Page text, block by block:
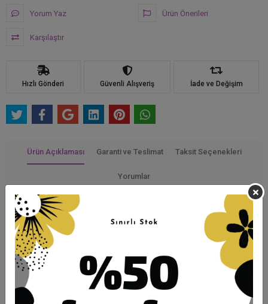
Yorum Yaz
Karşılaştır
Ürün Önerileri
Hızlı Gönderi Güvenli Alışveriş İade ve Değişim
Ürün Açıklaması Garanti ve Teslimat Taksit Seçenekleri
Yorumlar
CEKET BOY: 90CM -- PANTOLON
1 BEDEN GÖĞÜS 122 BASEN 126 -